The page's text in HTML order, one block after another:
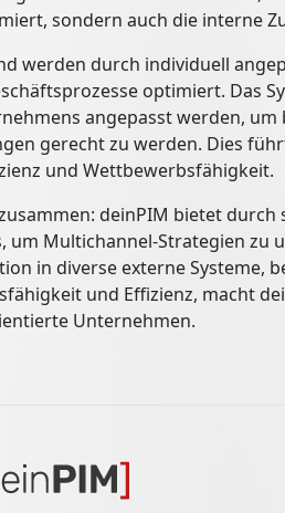
sondern auch die interne
werden durch individuell
optimiert. Das
angepasst werden,
gerecht zu werden. Dies
und Wettbewerbsfähigkeit.
deinPIM bietet
um Multichannel-Strategien
in diverse externe Systeme,
und Effizienz, macht
Unternehmen.